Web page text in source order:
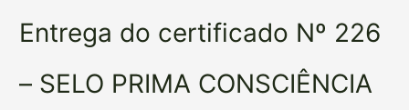
Entrega do certificado Nº 226
– SELO PRIMA CONSCIÊNCIA